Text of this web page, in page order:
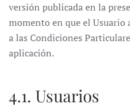
versión publicada en la
momento en que el Usuario
a las Condiciones
aplicación.
4.1. Usuarios